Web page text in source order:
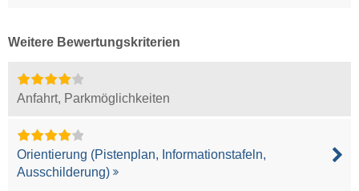
Weitere Bewertungskriterien
Anfahrt, Parkmöglichkeiten
Orientierung (Pistenplan, Informationstafeln,
Ausschilderung)